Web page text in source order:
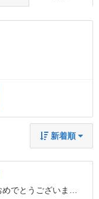
新着順